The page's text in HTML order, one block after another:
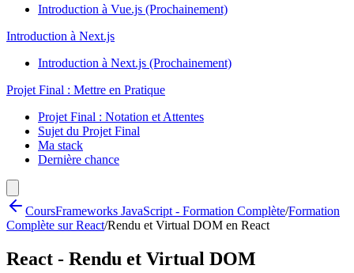
Introduction à Vue.js (Prochainement)
Introduction à Next.js
Introduction à Next.js (Prochainement)
Projet Final : Mettre en Pratique
Projet Final : Notation et Attentes
Sujet du Projet Final
Ma stack
Dernière chance
CoursFrameworks JavaScript - Formation Complète/Formation
Complète sur React/Rendu et Virtual DOM en React
React - Rendu et Virtual DOM